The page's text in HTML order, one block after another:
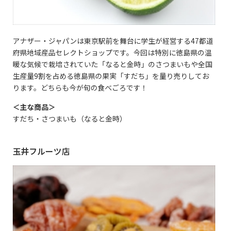
アナザー・ジャパンは東京駅前を舞台に学生が経営する47都道
府県地域産品セレクトショップです。今回は特別に徳島県の温
暖な気候で栽培されていた「なると金時」のさつまいもや全国
生産量9割を占める徳島県の果実「すだち」を量り売りしてお
ります。どちらも今が旬の食べごろです！
＜主な商品＞
すだち・さつまいも（なると金時）
玉井フルーツ店